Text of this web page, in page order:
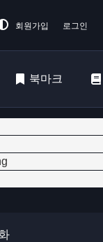
회원가입 로그인
북마크